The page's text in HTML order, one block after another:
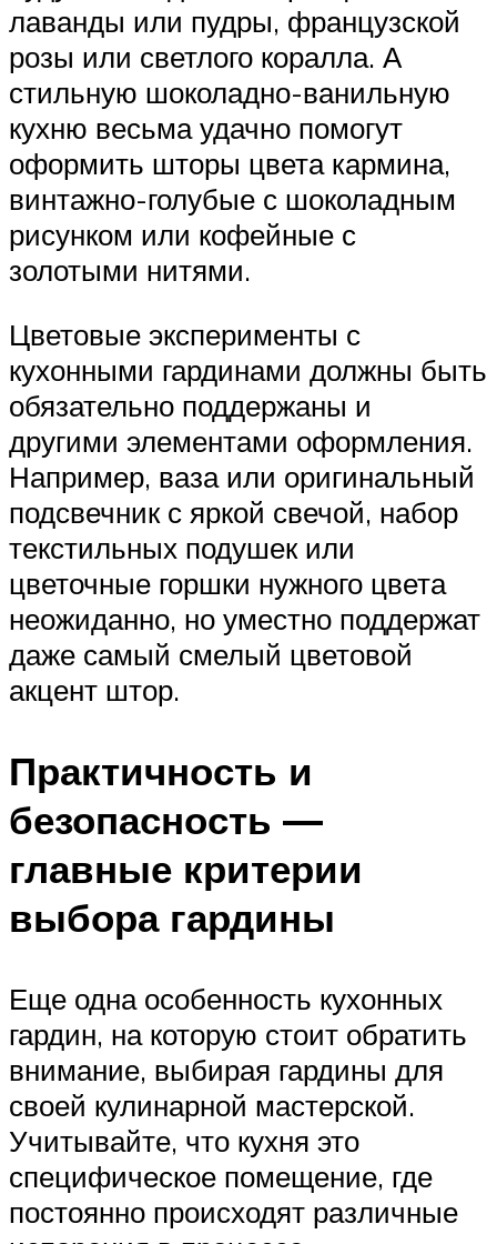
лаванды или пудры, французской
розы или светлого коралла. А
стильную шоколадно-ванильную
кухню весьма удачно помогут
оформить шторы цвета кармина,
винтажно-голубые с шоколадным
рисунком или кофейные с
золотыми нитями.
Цветовые эксперименты с
кухонными гардинами должны быть
обязательно поддержаны и
другими элементами оформления.
Например, ваза или оригинальный
подсвечник с яркой свечой, набор
текстильных подушек или
цветочные горшки нужного цвета
неожиданно, но уместно поддержат
даже самый смелый цветовой
акцент штор.
Практичность и
безопасность —
главные критерии
выбора гардины
Еще одна особенность кухонных
гардин, на которую стоит обратить
внимание, выбирая гардины для
своей кулинарной мастерской.
Учитывайте, что кухня это
специфическое помещение, где
постоянно происходят различные